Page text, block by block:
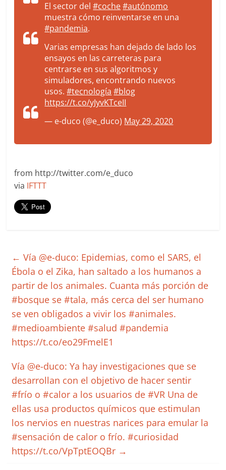
El sector del#coche #autónomo
muestra cómo reinventarse en una
#pandemia.
Varias empresas han dejado de lado los
ensayos en las carreteras para
centrarse en sus algoritmos y
simuladores, encontrando nuevos
usos.#tecnología #blog
https://t.co/yJyvKTceII
— e-duco (@e_duco) May 29, 2020
from http://twitter.com/e_duco
via IFTTT
← Vía @e-duco: Epidemias, como el SARS, el
Ébola o el Zika, han saltado a los humanos a
partir de los animales. Cuanta más porción de
#bosque se #tala, más cerca del ser humano
se ven obligados a vivir los #animales.
#medioambiente #salud #pandemia
https://t.co/eo29FmelE1
Vía @e-duco: Ya hay investigaciones que se
desarrollan con el objetivo de hacer sentir
#frío o #calor a los usuarios de #VR Una de
ellas usa productos químicos que estimulan
los nervios en nuestras narices para emular la
#sensación de calor o frío. #curiosidad
https://t.co/VpTptEOQBr →